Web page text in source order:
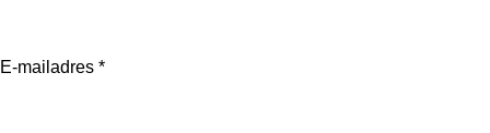
E-mailadres *